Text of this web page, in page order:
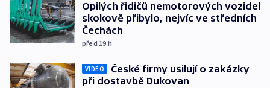
Opilých řidičů nemotorových vozidel
skokově přibylo, nejvíc ve středních
Čechách
před 19 h
VIDEO
České firmy usilují o zakázky
při dostavbě Dukovan